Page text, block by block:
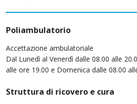
Poliambulatorio
Accettazione ambulatoriale
Dal Lunedì al Venerdì dalle 08.00 alle
alle ore 19.00 e Domenica dalle 08.00
Struttura di ricovero e cura